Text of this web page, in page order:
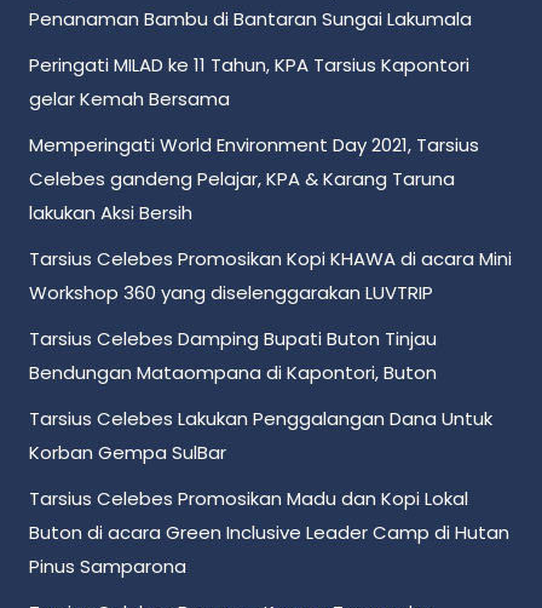
Penanaman Bambu di Bantaran Sungai Lakumala
Peringati MILAD ke 11 Tahun, KPA Tarsius Kapontori
gelar Kemah Bersama
Memperingati World Environment Day 2021, Tarsius
Celebes gandeng Pelajar, KPA & Karang Taruna
lakukan Aksi Bersih
Tarsius Celebes Promosikan Kopi KHAWA di acara Mini
Workshop 360 yang diselenggarakan LUVTRIP
Tarsius Celebes Damping Bupati Buton Tinjau
Bendungan Mataompana di Kapontori, Buton
Tarsius Celebes Lakukan Penggalangan Dana Untuk
Korban Gempa SulBar
Tarsius Celebes Promosikan Madu dan Kopi Lokal
Buton di acara Green Inclusive Leader Camp di Hutan
Pinus Samparona